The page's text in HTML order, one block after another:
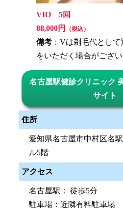
VIO 5回
88,000円
（税込）
備考 ：Vは剃毛代とし
をいただく場合がござい
名古屋駅健診クリニック
サイト
住所
愛知県名古屋市中村区名
ル5階
アクセス
名古屋駅： 徒歩5分
駐車場：近隣有料駐車場